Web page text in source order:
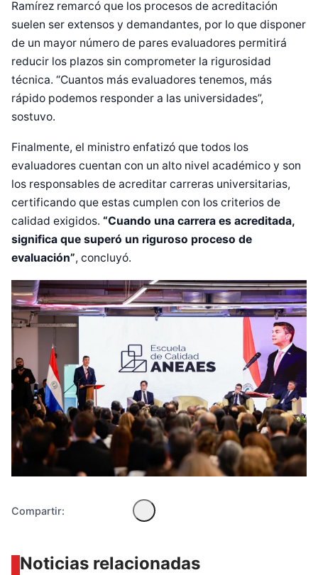
Ramírez remarcó que los procesos de acreditación
suelen ser extensos y demandantes, por lo que disponer
de un mayor número de pares evaluadores permitirá
reducir los plazos sin comprometer la rigurosidad
técnica. “Cuantos más evaluadores tenemos, más
rápido podemos responder a las universidades”,
sostuvo.
Finalmente, el ministro enfatizó que todos los
evaluadores cuentan con un alto nivel académico y son
los responsables de acreditar carreras universitarias,
certificando que estas cumplen con los criterios de
calidad exigidos. “Cuando una carrera es acreditada,
significa que superó un riguroso proceso de
evaluación”, concluyó.
Compartir:
Diseñado por Shiro
Noticias relacionadas